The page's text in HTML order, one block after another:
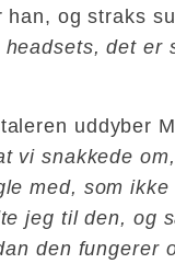
og straks
headsets, det er
uddyber
vi snakkede
med, som ikke
jeg til den, og
den fungerer